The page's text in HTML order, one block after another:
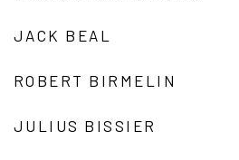
JACK BEAL
ROBERT BIRMELIN
JULIUS BISSIER